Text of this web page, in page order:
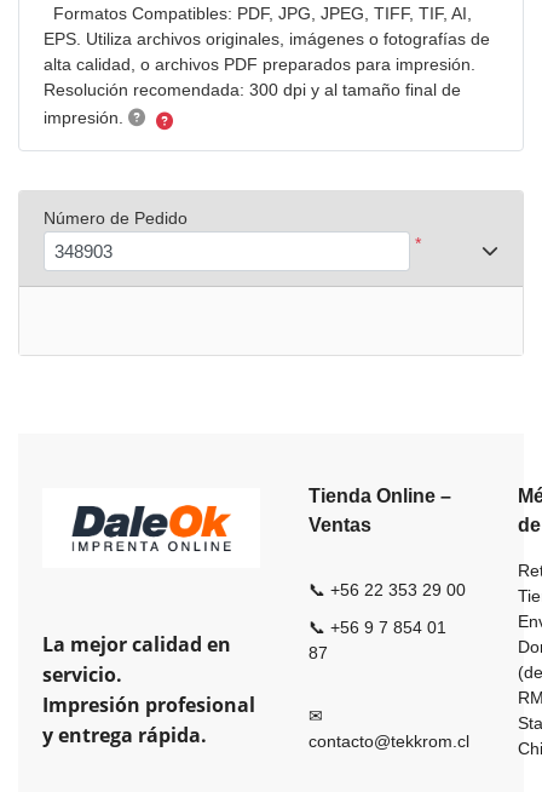
Formatos Compatibles: PDF, JPG, JPEG, TIFF, TIF, AI,
EPS. Utiliza archivos originales, imágenes o fotografías de
alta calidad, o archivos PDF preparados para impresión.
Resolución recomendada: 300 dpi y al tamaño final de
impresión.
Número de Pedido
*
La mejor calidad en
servicio.
Impresión profesional
y entrega rápida.
Tienda Online –
Ventas
📞 +56 22 353 29 00
📞 +56 9 7 854 01
87
✉
contacto@tekkrom.cl